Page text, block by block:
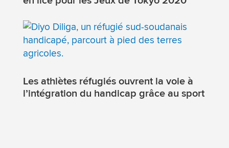
Les athlètes réfugiés ouvrent la voie à
l’intégration du handicap grâce au sport